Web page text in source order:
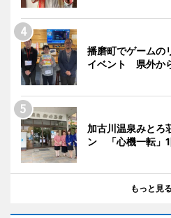
播磨町でゲームの
イベント 県外か
加古川温泉みとろ
ン 「心機一転」1
もっと見る